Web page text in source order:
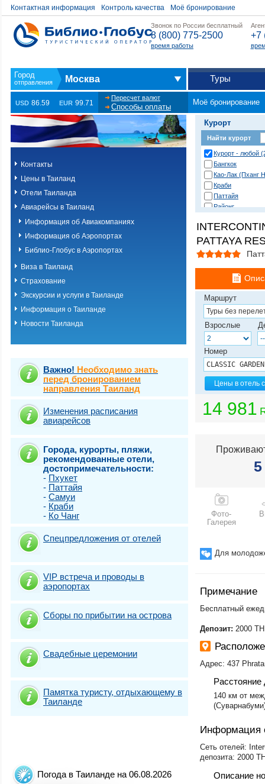
Контактная информация Контроль качества Моё бронирование
Звонок по России бесплатный
8 (800) 775-2500
время работы
+7
Москва Туры
USD 86.59 EUR 99.71
Пересчет валют
Способы оплаты
Моё бронирование
Контакты
Цены в Таиланд
Отели Таиланда
Авиарейсы в Таиланд
Информация об Авиакомпаниях
Информация об Аэропортах
Библио-Глобус в Аэропортах
Виза в Таиланд
Страхование
Экскурсии и услуги в Таиланде
Информация о Таиланде
Новости Таиланда
Важно! Необходимо знать
перед бронированием
направления Таиланд
Изменения расписания
авиарейсов
Города, курорты, пляжи,
рекомендованные отели,
достопримечательности:
- Пхукет
- Паттайя
- Самуи
- Краби
- Ко Чанг
Спецпредложения от отелей
VIP встреча и проводы в
аэропортах
Сборы по прибытии на острова
Свадебные церемонии
Памятка туристу, отдыхающему в
Таиланде
Погода в Таиланде на 06.08.2026
Курорт
Найти курорт
Курорт - любой
Бангкок
Као-Лак (Пханг
Краби
Паттайя
Районг
о. Пханган
о.Ланта
о.Пхи-Пхи
о.Пхукет.
о.Пхукет. Пляж
о.Пхукет. Пляж
о.Пхукет. Пляж
о.Пхукет. Пляж
о.Пхукет. Пляж
о.Пхукет. Пляж
о.Пхукет. Пляж
о.Пхукет. Пляж
о.Пхукет. Пляж
о.Пхукет. Пляж
о.Пхукет. Пляж
о.Пхукет. Пляж
о.Самет
PATTAYA
Маршрут
Взрослые
Номер
Цены в отель
14 981
5
Фото-
Галерея
Для
Примечание
Бесплатный
Депозит: 2000
Адрес: 437
Расстояние
140 км от
Информация
Сеть отелей:
депозита: 2000
Описание